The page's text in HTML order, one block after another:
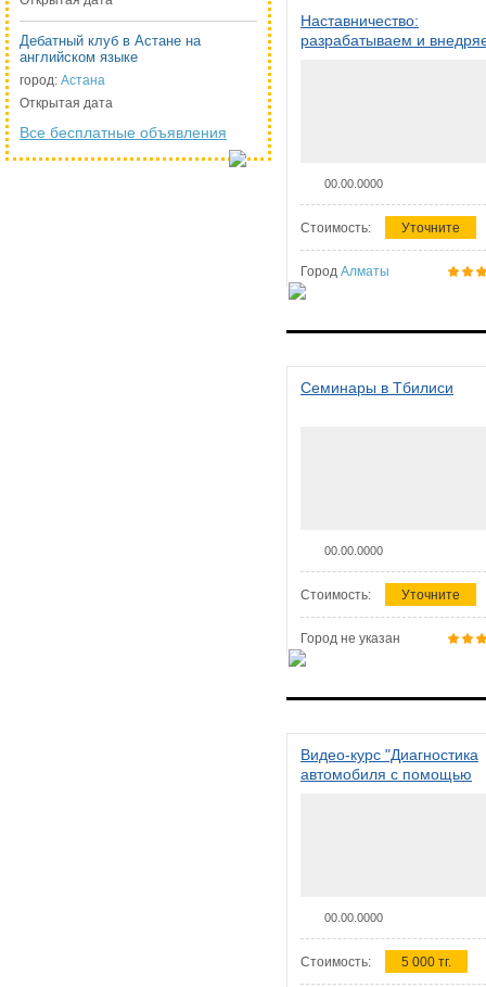
Дебатный клуб в Астане на
английском языке
город: Астана
Открытая дата
Все бесплатные объявления
Наставничество:
разрабатываем и
00.00.0000
Стоимость: Уточните
Город Алматы
Семинары в Тбилиси
00.00.0000
Стоимость: Уточните
Город не указан
Видео-курс "Диагностика
автомобиля с помощью
00.00.0000
Стоимость: 5 000 тг.